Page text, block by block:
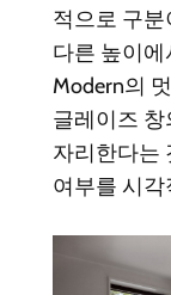
적으로 구
다른 높이에
Modern의
글레이즈
자리한다는
여부를 시각